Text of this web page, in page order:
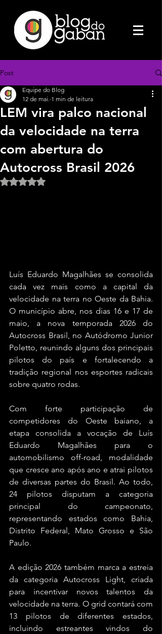
Post
LEM vira palco nacional
da velocidade na terra
com abertura do
Autocross Brasil 2026
Equipe do Blog
12 de mai. 1 min de leitura
Avaliado com NaN de 5 estrelas.
Luís Eduardo Magalhães se consolida
cada vez mais como a capital da
velocidade na terra no Oeste da Bahia.
O município abre, nos dias 16 e 17 de
maio, a nova temporada 2026 do
Autocross Brasil, no Autódromo Junior
Poletto, reunindo alguns dos principais
pilotos do país e fortalecendo a
tradição regional nos esportes radicais
sobre quatro rodas.
Com forte participação de
competidores do Oeste baiano, a
etapa consolida a vocação de Luís
Eduardo Magalhães para o
automobilismo off-road, modalidade
que cresce ano após ano e atrai pilotos
de diversas partes do Brasil. Ao todo,
24 pilotos disputam a categoria
principal do campeonato,
representando estados como Bahia,
Distrito Federal, Mato Grosso e São
Paulo.
A edição 2026 também marca a estreia
da categoria Autocross Light, criada
para incentivar novos talentos da
velocidade na terra. O grid contará com
13 pilotos de diferentes estados,
incluindo estreantes vindos do